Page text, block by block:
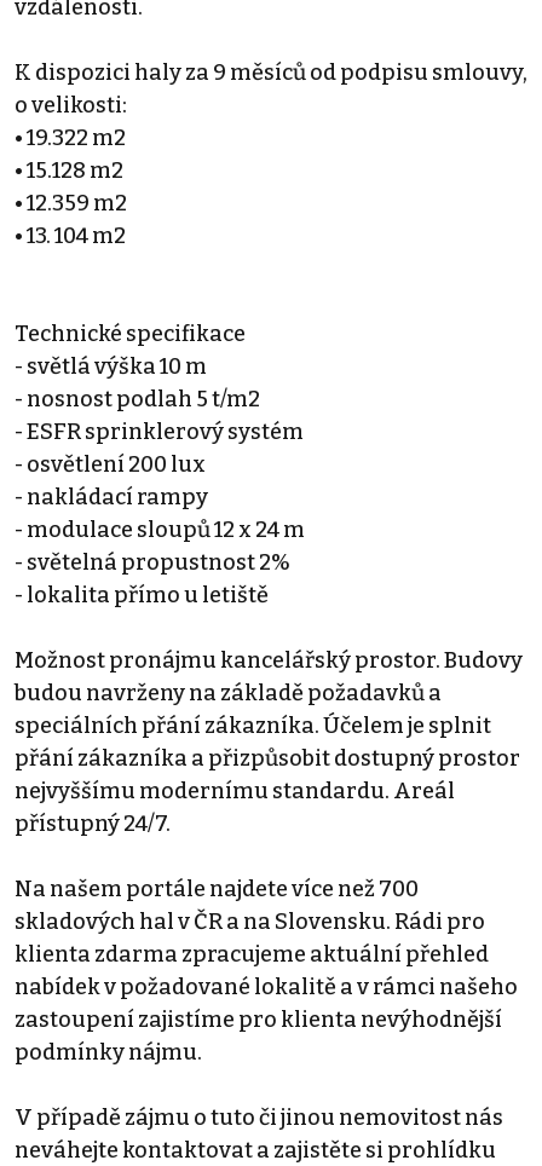
vzdálenosti.
K dispozici haly za 9 měsíců od podpisu smlouvy,
o velikosti:
• 19.322 m2
• 15.128 m2
• 12.359 m2
• 13. 104 m2
Technické specifikace
- světlá výška 10 m
- nosnost podlah 5 t/m2
- ESFR sprinklerový systém
- osvětlení 200 lux
- nakládací rampy
- modulace sloupů 12 x 24 m
- světelná propustnost 2%
- lokalita přímo u letiště
Možnost pronájmu kancelářský prostor. Budovy
budou navrženy na základě požadavků a
speciálních přání zákazníka. Účelem je splnit
přání zákazníka a přizpůsobit dostupný prostor
nejvyššímu modernímu standardu. Areál
přístupný 24/7.
Na našem portále najdete více než 700
skladových hal v ČR a na Slovensku. Rádi pro
klienta zdarma zpracujeme aktuální přehled
nabídek v požadované lokalitě a v rámci našeho
zastoupení zajistíme pro klienta nevýhodnější
podmínky nájmu.
V případě zájmu o tuto či jinou nemovitost nás
neváhejte kontaktovat a zajistěte si prohlídku